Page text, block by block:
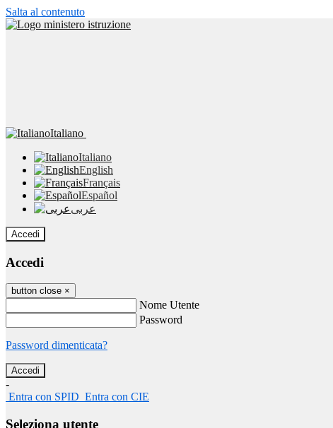
Salta al contenuto
Italiano
Italiano
English
Français
Español
عربى
Accedi
Accedi
button close ×
Nome Utente
Password
Password dimenticata?
-
Entra con SPID Entra con CIE
Seleziona utente